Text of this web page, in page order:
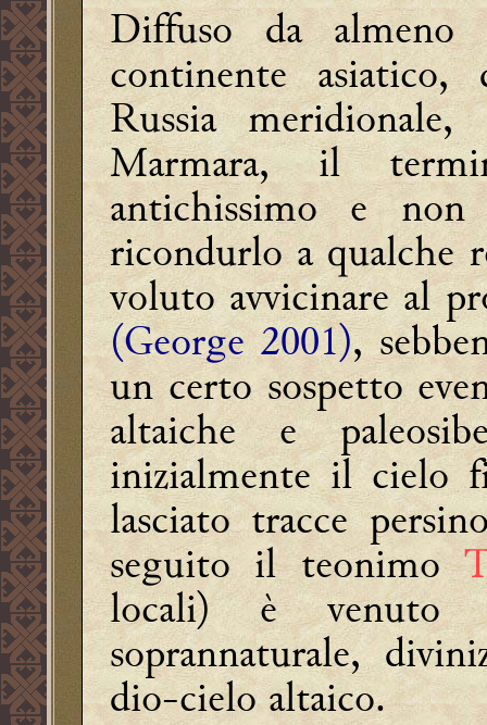
Diffuso da
continente
Russia
Marmara, il
antichissimo e
ricondurlo a qualche
voluto avvicinare al
(George 2001),
un certo sospetto
altaiche e
inizialmente il cielo
lasciato tracce
seguito il teonimo
locali) è venuto
soprannaturale,
dio-cielo altaico.